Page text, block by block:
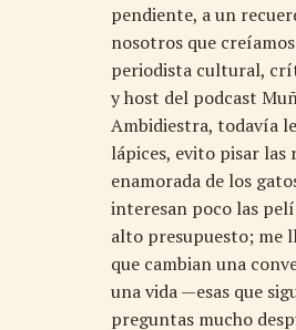
pendiente, a un
nosotros que
periodista cultural,
y host del podcast
Ambidiestra, todavía
lápices, evito pisar las
enamorada de los
interesan poco las
alto presupuesto; me
que cambian una
una vida —esas que
preguntas mucho